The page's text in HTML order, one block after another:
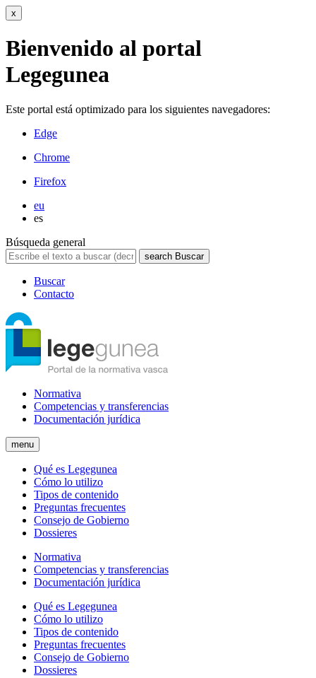
x
Bienvenido al portal
Legegunea
Este portal está optimizado para los siguientes navegadores:
Edge
Chrome
Firefox
eu
es
Búsqueda general
search Buscar
Buscar
Contacto
Normativa
Competencias y transferencias
Documentación jurídica
menu
Qué es Legegunea
Cómo lo utilizo
Tipos de contenido
Preguntas frecuentes
Consejo de Gobierno
Dossieres
Normativa
Competencias y transferencias
Documentación jurídica
Qué es Legegunea
Cómo lo utilizo
Tipos de contenido
Preguntas frecuentes
Consejo de Gobierno
Dossieres